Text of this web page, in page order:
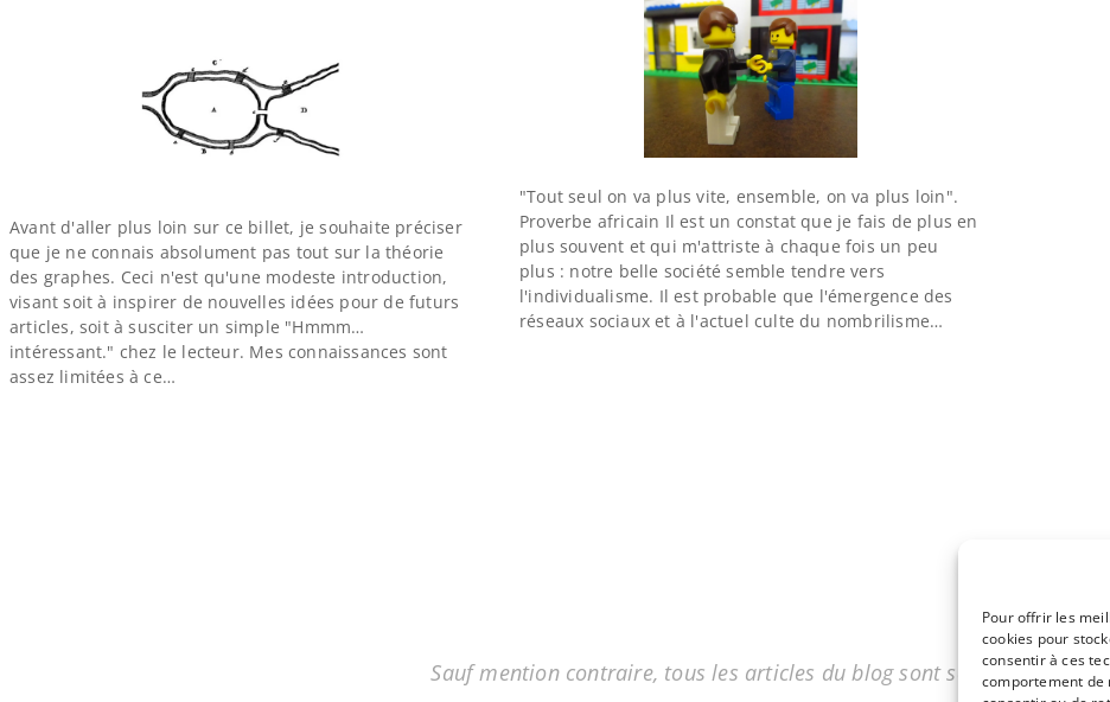
Pour offrir les
cookies pour
consentir à ces
comportement de
Avant d'aller plus loin sur ce billet, je souhaite préciser
que je ne connais absolument pas tout sur la théorie
des graphes. Ceci n'est qu'une modeste introduction,
visant soit à inspirer de nouvelles idées pour de futurs
articles, soit à susciter un simple "Hmmm…
intéressant." chez le lecteur. Mes connaissances sont
assez limitées à ce…
"Tout seul on va plus vite, ensemble, on va plus loin".
Proverbe africain Il est un constat que je fais de plus en
plus souvent et qui m'attriste à chaque fois un peu
plus : notre belle société semble tendre vers
l'individualisme. Il est probable que l'émergence des
réseaux sociaux et à l'actuel culte du nombrilisme…
Sauf mention contraire, tous les articles du blog sont sous licenceCC-